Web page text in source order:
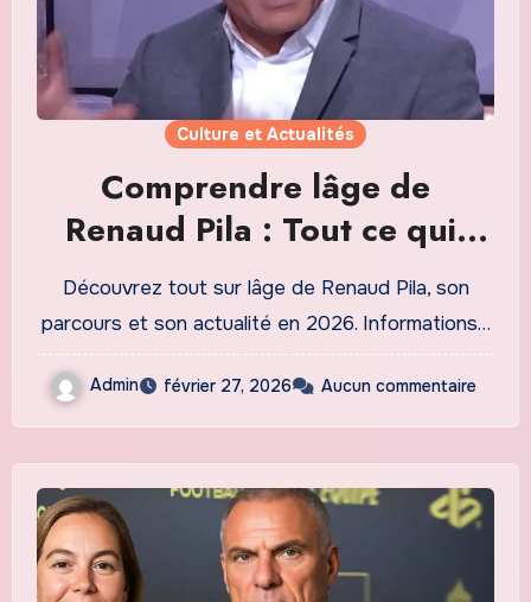
Culture et Actualités
Comprendre lâge de
Renaud Pila : Tout ce quil
faut savoir en 2026
Découvrez tout sur lâge de Renaud Pila, son
parcours et son actualité en 2026. Informations…
Admin février 27, 2026 Aucun commentaire